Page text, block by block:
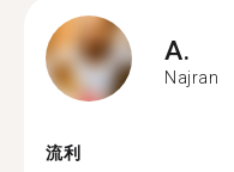
A.
Najran
流利